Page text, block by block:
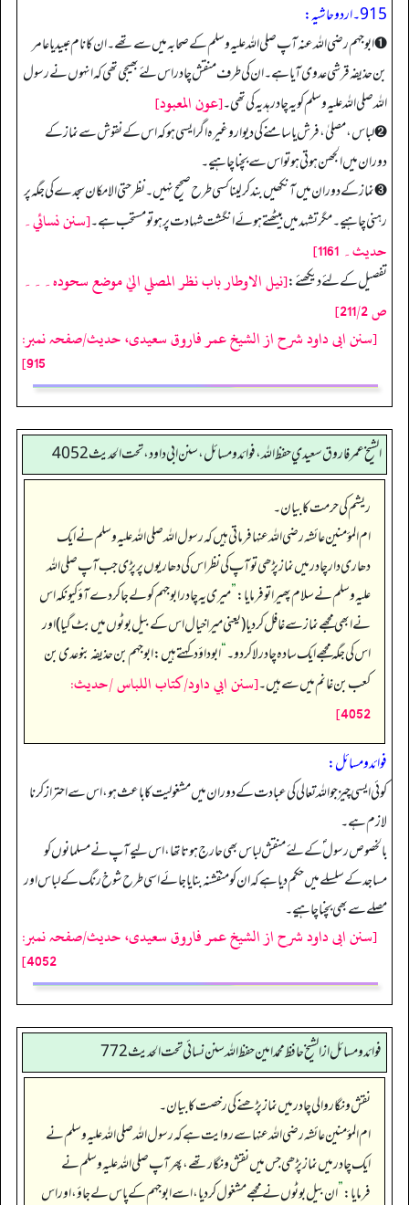
915۔ اردو حاشیہ:
➊ ابوجہم رضی اللہ عنہ آپ صلی اللہ علیہ وسلم کے صحابہ میں سے تھے۔ ان کا نام عبید یا عامر
بن حذیفہ قرشی عدوی آیا ہے۔ ان کی طرف منقش چادر اس لئے بھیجی تھی کہ انہوں نے رسول
اللہ صلی اللہ علیہ وسلم کو یہ چادر ہدیہ کی تھی۔[عون المعبود]
➋ لباس، مصلیٰ، فرش یا سامنے کی دیوار وغیرہ اگر ایسی ہو کہ اس کے نقوش سے نماز کے
دوران میں الجھن ہوتی ہو تو اس سے بچنا چاہیے۔
➌ نماز کے دوران میں آنکھیں بند کر لینا کسی طرح صحیح نہیں۔ نظر حتی الامکان سجدے کی جگہ پر
رہنی چاہیے۔ مگر تشہد میں بیٹھتے ہوئے انگشت شہادت پر ہو تو مستحب ہے۔[سنن نسائي۔
حديث۔ 1161]
تفصیل کے لئے دیکھئے:[نيل الاوطار باب نظر المصلي اليٰ موضع سحوده۔۔۔
ص 211/2]
[سنن ابی داود شرح از الشیخ عمر فاروق سعیدی، حدیث/صفحہ نمبر:
915]
الشيخ عمر فاروق سعيدي حفظ الله، فوائد و مسائل، سنن ابي داود ، تحت الحديث 4052
ریشم کی حرمت کا بیان۔
ام المؤمنین عائشہ رضی اللہ عنہا فرماتی ہیں کہ رسول اللہ صلی اللہ علیہ وسلم نے ایک
دھاری دار چادر میں نماز پڑھی تو آپ کی نظر اس کی دھاریوں پر پڑی جب آپ صلی اللہ
علیہ وسلم نے سلام پھیرا تو فرمایا:”میری یہ چادر ابوجہم کو لے جا کر دے آؤ کیونکہ اس
نے ابھی مجھے نماز سے غافل کر دیا (یعنی میرا خیال اس کے بیل بوٹوں میں بٹ گیا) اور
اس کی جگہ مجھے ایک سادہ چادر لا کر دو۔‏‏‏‏“ابوداؤد کہتے ہیں: ابوجہم بن حذیفہ بنو عدی بن
کعب بن غانم میں سے ہیں۔[سنن ابي داود/كتاب اللباس /حدیث:
4052]
فوائد ومسائل:
کوئی ایسی چیز جو اللہ تعالی کی عبادت کے دوران میں مشغولیت کا باعث ہو، اس سے احتراز کرنا
لازم ہے۔
بالخصوص رسول ؐ کے لئے منقش لباس بھی حارج ہوتا تھا، اس لیے آپ نے مسلمانوں کو
مساجد کے سلسلے میں حکم دیا ہے کہ ان کو منقشنہ بنایا جائے اسی طرح شوخ رنگ کے لباس اور
مصلے سے بھی بچنا چاہیے۔
[سنن ابی داود شرح از الشیخ عمر فاروق سعیدی، حدیث/صفحہ نمبر:
4052]
فوائد ومسائل از الشيخ حافظ محمد امين حفظ الله سنن نسائي تحت الحديث 772
نقش و نگار والی چادر میں نماز پڑھنے کی رخصت کا بیان۔
ام المؤمنین عائشہ رضی اللہ عنہا سے روایت ہے کہ رسول اللہ صلی اللہ علیہ وسلم نے
ایک چادر میں نماز پڑھی جس میں نقش و نگار تھے، پھر آپ صلی اللہ علیہ وسلم نے
فرمایا:”ان بیل بوٹوں نے مجھے مشغول کر دیا، اسے ابوجہم کے پاس لے جاؤ، اور اس